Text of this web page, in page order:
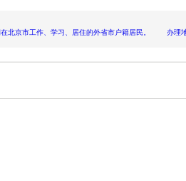
北京市工作、学习、居住的外省市户籍居民。 办